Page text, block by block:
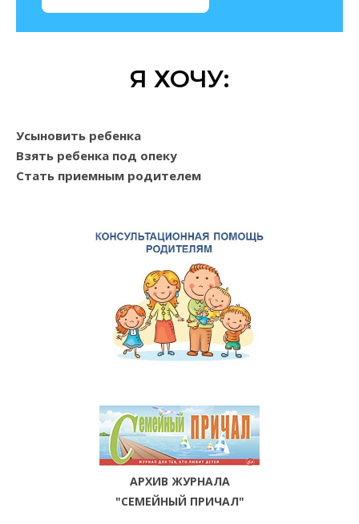
Я ХОЧУ:
Усыновить ребенка
Взять ребенка под опеку
Стать приемным родителем
АРХИВ ЖУРНАЛА
"СЕМЕЙНЫЙ ПРИЧАЛ"